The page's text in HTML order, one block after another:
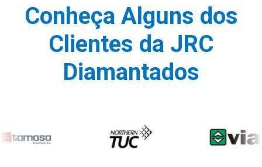
Conheça Alguns dos
Clientes da JRC
Diamantados